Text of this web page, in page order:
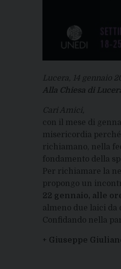
Lucera, 14 gennaio
Alla Chiesa di
Cari Amici,
con il mese di
misericordia
richiamano, nella
fondamento della
Per richiamare la
propongo un
22 gennaio, alle
almeno due laici da
Confidando nella
+ Giuseppe